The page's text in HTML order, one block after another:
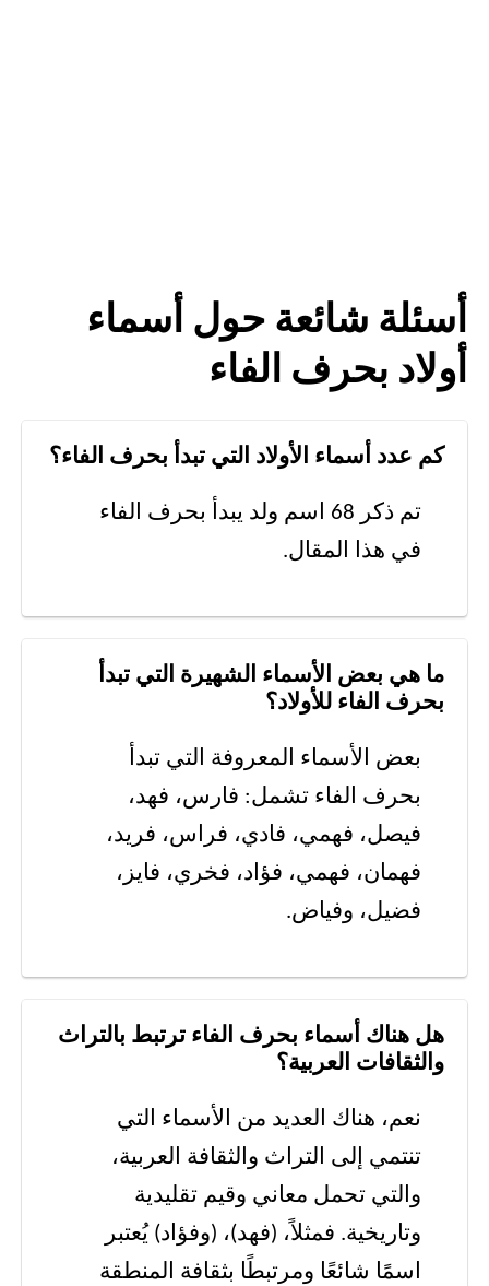
أسئلة شائعة حول أسماء
أولاد بحرف الفاء
كم عدد أسماء الأولاد التي تبدأ بحرف الفاء؟
تم ذكر 68 اسم ولد يبدأ بحرف الفاء
في هذا المقال.
ما هي بعض الأسماء الشهيرة التي تبدأ
بحرف الفاء للأولاد؟
بعض الأسماء المعروفة التي تبدأ
بحرف الفاء تشمل: فارس، فهد،
فيصل، فهمي، فادي، فراس، فريد،
فهمان، فهمي، فؤاد، فخري، فايز،
فضيل، وفياض.
هل هناك أسماء بحرف الفاء ترتبط بالتراث
والثقافات العربية؟
نعم، هناك العديد من الأسماء التي
تنتمي إلى التراث والثقافة العربية،
والتي تحمل معاني وقيم تقليدية
وتاريخية. فمثلاً، (فهد)، (وفؤاد) يُعتبر
اسمًا شائعًا ومرتبطًا بثقافة المنطقة